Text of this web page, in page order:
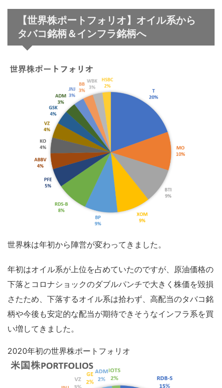
【世界株ポートフォリオ】オイル系から
タバコ銘柄＆インフラ銘柄へ
世界株は年初から陣営が変わってきました。
年初はオイル系が上位を占めていたのですが、原油価格の
下落とコロナショックのダブルパンチで大きく株価を毀損
さたため、下落するオイル系は拾わず、高配当のタバコ銘
柄や今後も安定的な配当が期待できそうなインフラ系を買
い増してきました。
2020年初の世界株ポートフォリオ